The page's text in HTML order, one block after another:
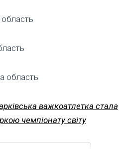
область
область
важкоатлетка стала
чемпіонату світу